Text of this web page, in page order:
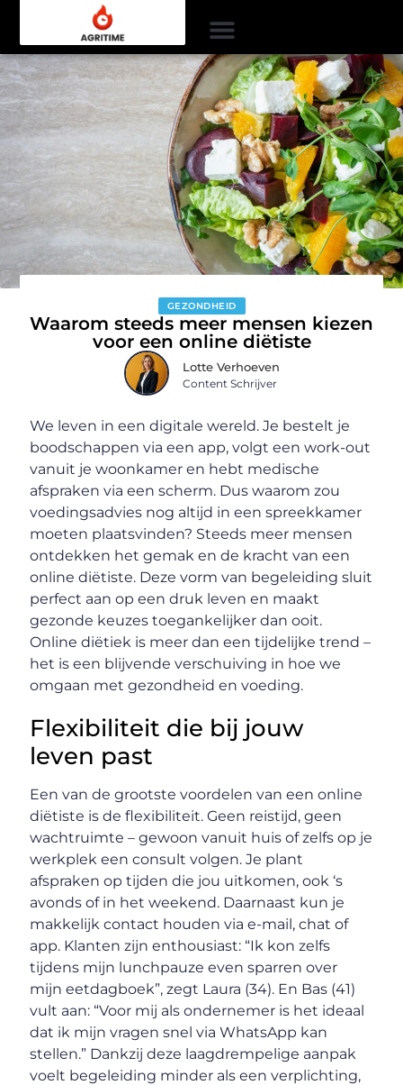
GEZONDHEID
Waarom steeds meer mensen kiezen
voor een online diëtiste
Lotte Verhoeven
Content Schrijver
We leven in een digitale wereld. Je bestelt je
boodschappen via een app, volgt een work-out
vanuit je woonkamer en hebt medische
afspraken via een scherm. Dus waarom zou
voedingsadvies nog altijd in een spreekkamer
moeten plaatsvinden? Steeds meer mensen
ontdekken het gemak en de kracht van een
online diëtiste. Deze vorm van begeleiding sluit
perfect aan op een druk leven en maakt
gezonde keuzes toegankelijker dan ooit.
Online diëtiek is meer dan een tijdelijke trend –
het is een blijvende verschuiving in hoe we
omgaan met gezondheid en voeding.
Flexibiliteit die bij jouw
leven past
Een van de grootste voordelen van een online
diëtiste is de flexibiliteit. Geen reistijd, geen
wachtruimte – gewoon vanuit huis of zelfs op je
werkplek een consult volgen. Je plant
afspraken op tijden die jou uitkomen, ook ‘s
avonds of in het weekend. Daarnaast kun je
makkelijk contact houden via e-mail, chat of
app. Klanten zijn enthousiast: “Ik kon zelfs
tijdens mijn lunchpauze even sparren over
mijn eetdagboek”, zegt Laura (34). En Bas (41)
vult aan: “Voor mij als ondernemer is het ideaal
dat ik mijn vragen snel via WhatsApp kan
stellen.” Dankzij deze laagdrempelige aanpak
voelt begeleiding minder als een verplichting,